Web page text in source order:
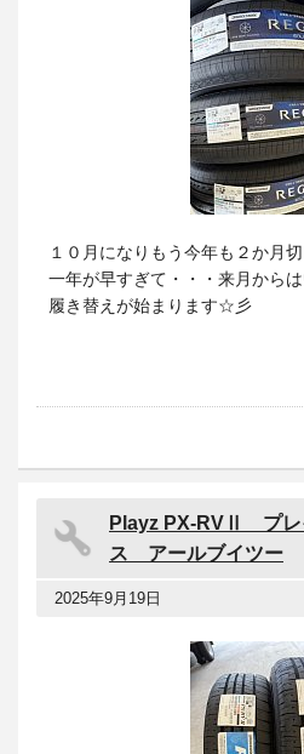
１０月になりもう今年も２か月
一年が早すぎて・・・来月から
履き替えが始まります☆彡
Playz PX-RVⅡ プ
ス アールブイツー
2025年9月19日